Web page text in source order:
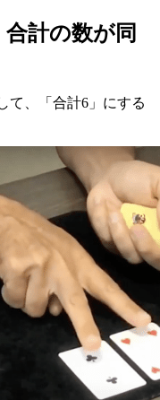
計の数が同
て、「合計6」にする